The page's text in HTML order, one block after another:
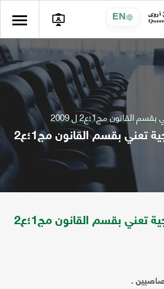
EN
القانون مج1؛ع2 ل 2009
مجلة الجامعة الخليجية تعني بقسم القانون مج1؛ع2
مجلة الجامعة الخليجية تعني بقسم القانون مج1؛ع2
.